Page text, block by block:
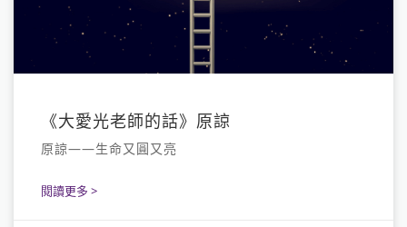
《大愛光老師的話》原諒
原諒——生命又圓又亮
閱讀更多 >